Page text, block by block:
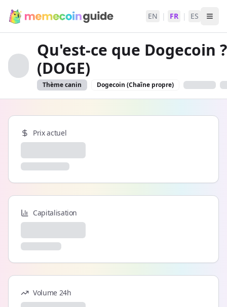
EN | FR | ES
Qu'est-ce que Dogecoin ?
(DOGE)
Thème canin Dogecoin (Chaîne propre)
Prix actuel
Capitalisation
Volume 24h